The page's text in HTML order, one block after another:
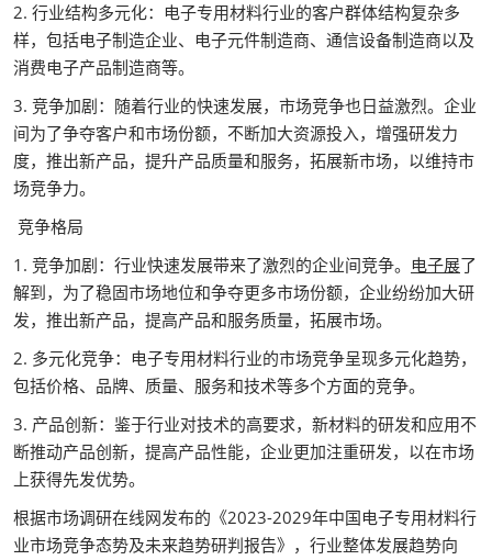
2. 行业结构多元化：电子专用材料行业的客户群体结构复杂多
样，包括电子制造企业、电子元件制造商、通信设备制造商以及
消费电子产品制造商等。
3. 竞争加剧：随着行业的快速发展，市场竞争也日益激烈。企业
间为了争夺客户和市场份额，不断加大资源投入，增强研发力
度，推出新产品，提升产品质量和服务，拓展新市场，以维持市
场竞争力。
竞争格局
1. 竞争加剧：行业快速发展带来了激烈的企业间竞争。 电子展了
解到，为了稳固市场地位和争夺更多市场份额，企业纷纷加大研
发，推出新产品，提高产品和服务质量，拓展市场。
2. 多元化竞争：电子专用材料行业的市场竞争呈现多元化趋势，
包括价格、品牌、质量、服务和技术等多个方面的竞争。
3. 产品创新：鉴于行业对技术的高要求，新材料的研发和应用不
断推动产品创新，提高产品性能，企业更加注重研发，以在市场
上获得先发优势。
根据市场调研在线网发布的《2023-2029年中国电子专用材料行
业市场竞争态势及未来趋势研判报告》，行业整体发展趋势向